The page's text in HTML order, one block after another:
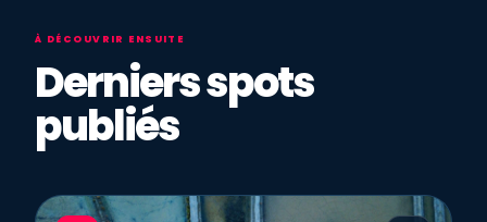
À DÉCOUVRIR ENSUITE
Derniers spots
publiés